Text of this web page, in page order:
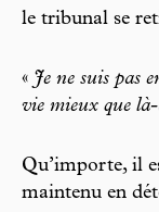
le tribunal se
« Je ne suis pas
vie mieux que là-
Qu’importe, il
maintenu en